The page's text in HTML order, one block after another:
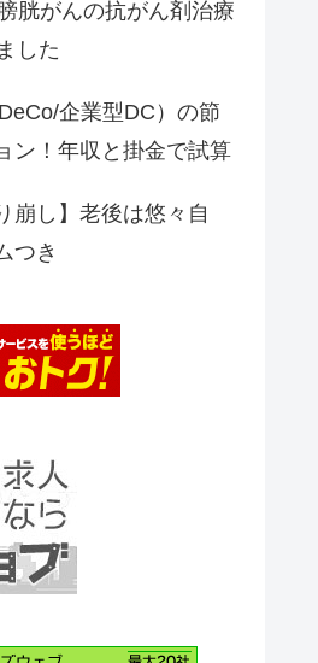
胱がんの抗がん剤治療
した
企業型DC）の節
ン！年収と掛金で試算
崩し】老後は悠々自
つき